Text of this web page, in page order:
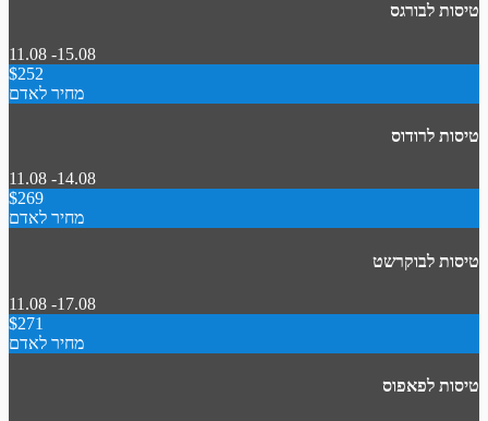
טיסות לבורגס
11.08 -15.08
$252
מחיר לאדם
טיסות לרודוס
11.08 -14.08
$269
מחיר לאדם
טיסות לבוקרשט
11.08 -17.08
$271
מחיר לאדם
טיסות לפאפוס